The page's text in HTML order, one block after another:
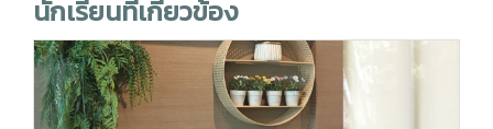
นักเรียนที่เกี่ยวข้อง